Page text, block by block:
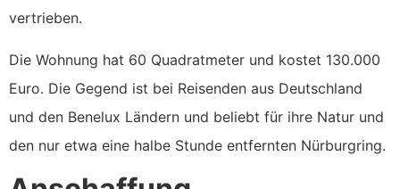
vertrieben.
Die Wohnung hat 60 Quadratmeter und kostet 130.000
Euro. Die Gegend ist bei Reisenden aus Deutschland
und den Benelux Ländern und beliebt für ihre Natur und
den nur etwa eine halbe Stunde entfernten Nürburgring.